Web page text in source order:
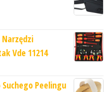
Vde 11214
Peelingu